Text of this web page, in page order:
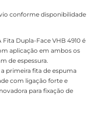
conforme disponibilidade
Fita Dupla-Face VHB 4910 é
aplicação em ambos os
de espessura.
primeira fita de espuma
com ligação forte e
para fixação de